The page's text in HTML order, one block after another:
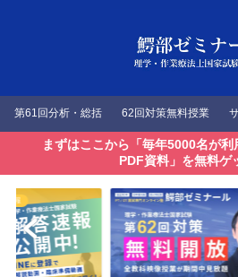
第61回分析・総括 62回対策無料授業
まずはここから「毎年5000名が利
PDF資料」を無料ゲ
速報